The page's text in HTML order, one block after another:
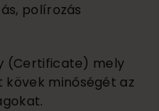
polírozás
(Certificate) mely
minőségét az